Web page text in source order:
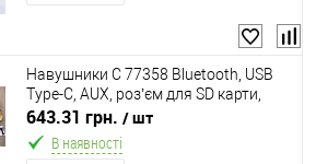
Навушники C 77358 Bluetooth, USB
Type-C, AUX, роз’єм для SD карти,
чохол, регульована дужка, в коробці,
ВИДАЄТЬСЯ МІКС ВИДІВ
643.31 грн. / шт
В наявності